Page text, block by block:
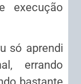
execução
só aprendi
errando